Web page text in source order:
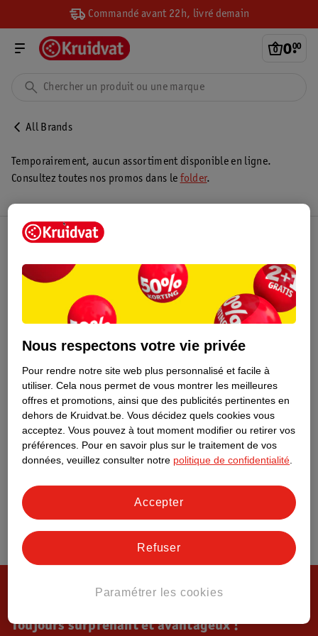
Commandé avant 22h, livré demain
0.
00
All Brands
Temporairement, aucun assortiment disponible en ligne.
Consultez toutes nos promos dans le folder.
Toujours surprenant et avantageux !
Nous respectons votre vie privée
Pour rendre notre site web plus personnalisé et facile à
utiliser. Cela nous permet de vous montrer les meilleures
offres et promotions, ainsi que des publicités pertinentes en
dehors de Kruidvat.be. Vous décidez quels cookies vous
acceptez. Vous pouvez à tout moment modifier ou retirer vos
préférences. Pour en savoir plus sur le traitement de vos
données, veuillez consulter notre politique de confidentialité
Paramétrer les cookies
Refuser
Accepter